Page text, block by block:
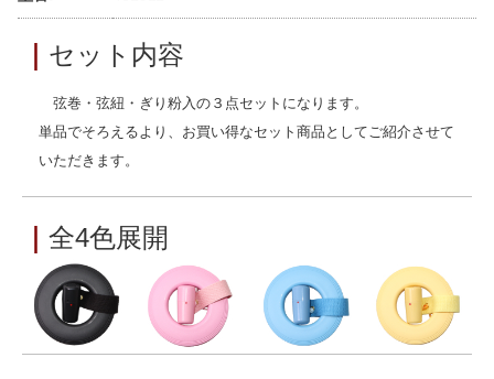
セット内容
弦巻・弦紐・ぎり粉入の３点セットになります。
単品でそろえるより、お買い得なセット商品としてご紹介させて
いただきます。
全4色展開